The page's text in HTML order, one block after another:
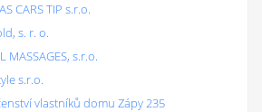
CARS TIP s.r.o.
s. r. o.
MASSAGES, s.r.o.
s.r.o.
vlastníků domu Zápy 235